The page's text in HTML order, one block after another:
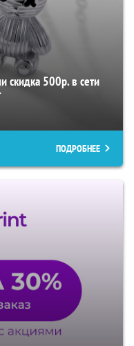
скидка 500р. в сети
ПОДРОБНЕЕ